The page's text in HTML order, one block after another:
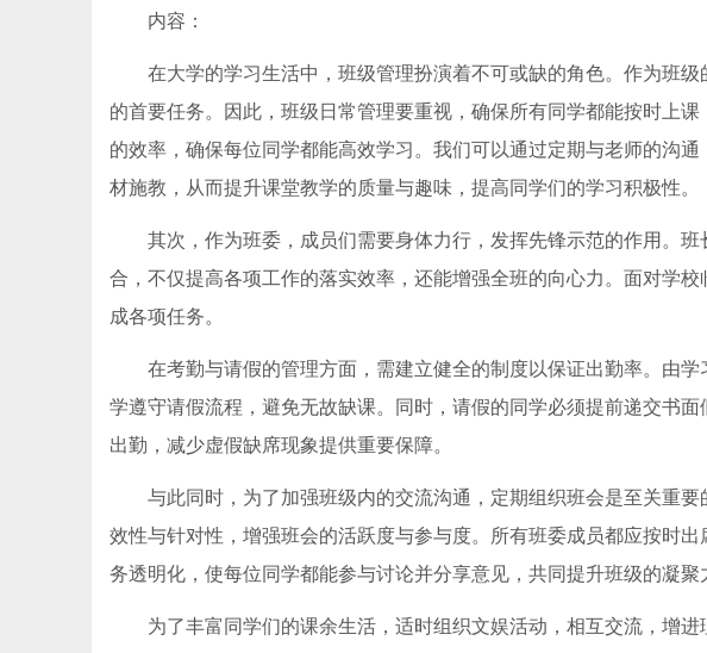
内容：
在大学的学习生活中，班级管理扮演着不可或缺的角色。作为班
的首要任务。因此，班级日常管理要重视，确保所有同学都能按时上
的效率，确保每位同学都能高效学习。我们可以通过定期与老师的沟
材施教，从而提升课堂教学的质量与趣味，提高同学们的学习积极性。
其次，作为班委，成员们需要身体力行，发挥先锋示范的作用。
合，不仅提高各项工作的落实效率，还能增强全班的向心力。面对学
成各项任务。
在考勤与请假的管理方面，需建立健全的制度以保证出勤率。由
学遵守请假流程，避免无故缺课。同时，请假的同学必须提前递交书
出勤，减少虚假缺席现象提供重要保障。
与此同时，为了加强班级内的交流沟通，定期组织班会是至关重
效性与针对性，增强班会的活跃度与参与度。所有班委成员都应按时
务透明化，使每位同学都能参与讨论并分享意见，共同提升班级的凝
为了丰富同学们的课余生活，适时组织文娱活动，相互交流，增